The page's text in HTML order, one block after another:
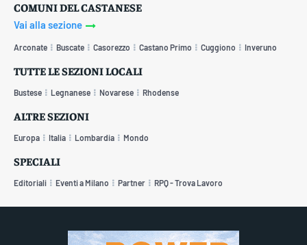
COMUNI DEL CASTANESE
Vai alla sezione
Arconate Buscate Casorezzo Castano Primo Cuggiono Inveruno
TUTTE LE SEZIONI LOCALI
Bustese Legnanese Novarese Rhodense
ALTRE SEZIONI
Europa Italia Lombardia Mondo
SPECIALI
Editoriali Eventi a Milano Partner RPQ - Trova Lavoro